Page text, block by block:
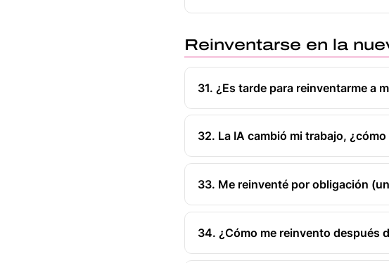
Reinventarse en la
31. ¿Es tarde para reinventarme a
32. La IA cambió mi trabajo,
33. Me reinventé por obligación
34. ¿Cómo me reinvento después